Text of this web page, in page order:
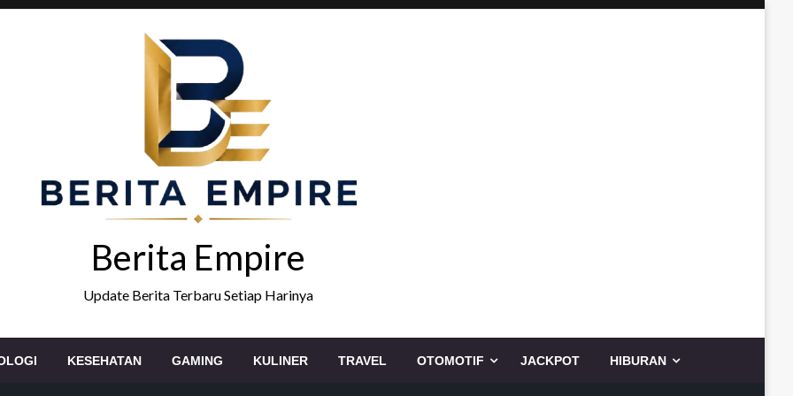
Berita Empire
Update Berita Terbaru Setiap Harinya
KESEHATAN GAMING KULINER TRAVEL OTOMOTIF JACKPOT HIBURAN